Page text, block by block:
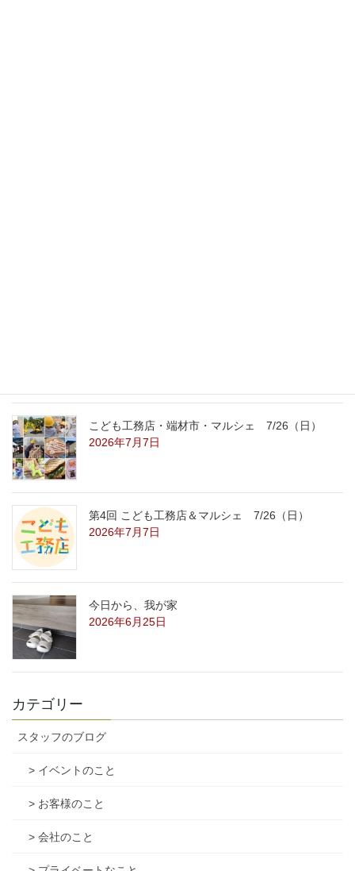
こども工務店・端材市・マルシェ 7/26（日）
2026年7月7日
第4回 こども工務店＆マルシェ 7/26（日）
2026年7月7日
今日から、我が家
2026年6月25日
カテゴリー
スタッフのブログ
> イベントのこと
> お客様のこと
> 会社のこと